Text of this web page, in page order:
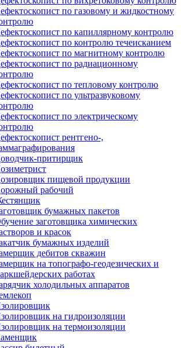
по газовому и жидкостному
по капиллярному контролю
по контролю течеисканием
по магнитному контролю
по радиационному
по тепловому контролю
по ультразвуковому
по электрическому
рентгено-,
притирщик
пищевой продукции
рабочий
бумажных пакетов
заготовщика химических
и красок
бумажных изделий
дебитов скважин
на топографо-геодезических и
работах
холодильных аппаратов
на гидроизоляции
на термоизоляции